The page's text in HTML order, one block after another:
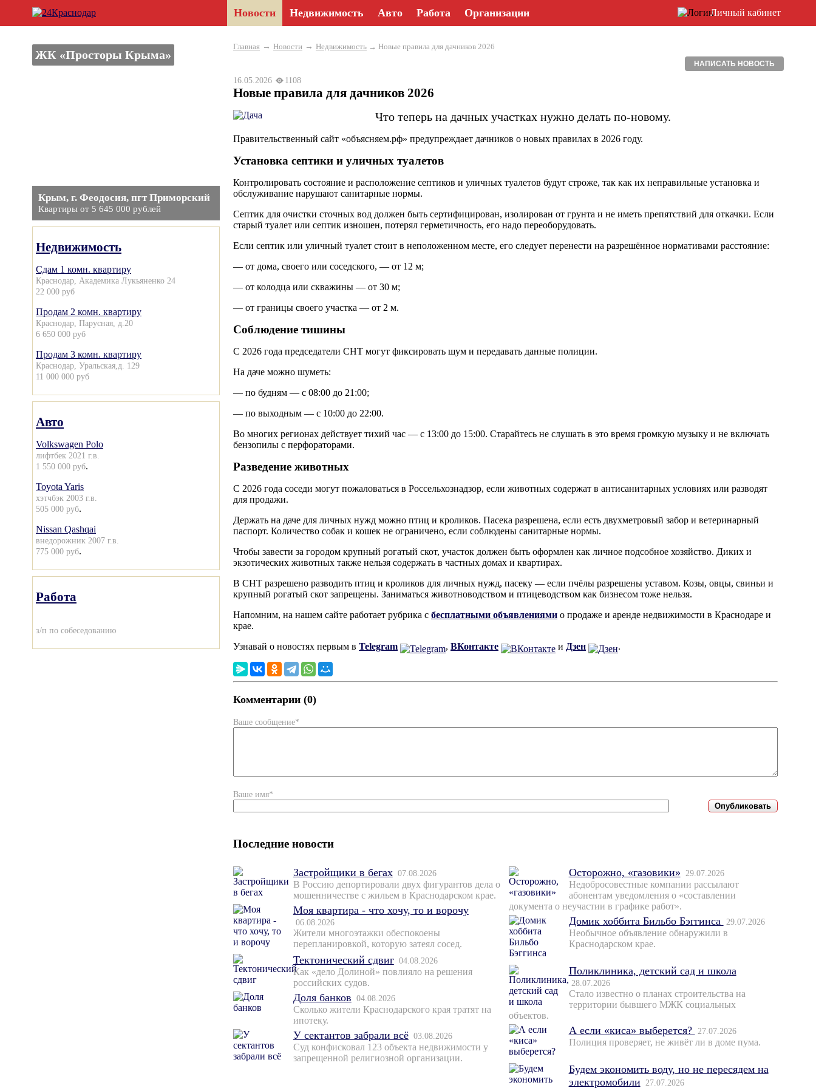
Новости Недвижимость Авто Работа Организации Личный кабинет
ЖК «Просторы Крыма»
Крым, г. Феодосия, пгт Приморский
Квартиры от 5 645 000 рублей
Недвижимость
Сдам 1 комн. квартиру
Краснодар, Академика Лукьяненко 24
22 000 руб
Продам 2 комн. квартиру
Краснодар, Парусная, д.20
6 650 000 руб
Продам 3 комн. квартиру
Краснодар, Уральская,д. 129
11 000 000 руб
Авто
Volkswagen Polo
лифтбек 2021 г.в.
1 550 000 руб.
Toyota Yaris
хэтчбэк 2003 г.в.
505 000 руб.
Nissan Qashqai
внедорожник 2007 г.в.
775 000 руб.
Работа
з/п по собеседованию
Главная → Новости → Недвижимость → Новые правила для дачников 2026
НАПИСАТЬ НОВОСТЬ
16.05.2026 1108
Новые правила для дачников 2026
Что теперь на дачных участках нужно делать по-новому.
Правительственный сайт «объясняем.рф» предупреждает дачников о новых правилах в 2026 году.
Установка септики и уличных туалетов
Контролировать состояние и расположение септиков и уличных туалетов будут строже, так как их неправильные установка и
обслуживание нарушают санитарные нормы.
Септик для очистки сточных вод должен быть сертифицирован, изолирован от грунта и не иметь препятствий для откачки. Если
старый туалет или септик изношен, потерял герметичность, его надо переоборудовать.
Если септик или уличный туалет стоит в неположенном месте, его следует перенести на разрешённое нормативами расстояние:
— от дома, своего или соседского, — от 12 м;
— от колодца или скважины — от 30 м;
— от границы своего участка — от 2 м.
Соблюдение тишины
С 2026 года председатели СНТ могут фиксировать шум и передавать данные полиции.
На даче можно шуметь:
— по будням — с 08:00 до 21:00;
— по выходным — с 10:00 до 22:00.
Во многих регионах действует тихий час — с 13:00 до 15:00. Старайтесь не слушать в это время громкую музыку и не включать
бензопилы с перфораторами.
Разведение животных
С 2026 года соседи могут пожаловаться в Россельхознадзор, если животных содержат в антисанитарных условиях или разводят
для продажи.
Держать на даче для личных нужд можно птиц и кроликов. Пасека разрешена, если есть двухметровый забор и ветеринарный
паспорт. Количество собак и кошек не ограничено, если соблюдены санитарные нормы.
Чтобы завести за городом крупный рогатый скот, участок должен быть оформлен как личное подсобное хозяйство. Диких и
экзотических животных также нельзя содержать в частных домах и квартирах.
В СНТ разрешено разводить птиц и кроликов для личных нужд, пасеку — если пчёлы разрешены уставом. Козы, овцы, свиньи и
крупный рогатый скот запрещены. Заниматься животноводством и птицеводством как бизнесом тоже нельзя.
Напомним, на нашем сайте работает рубрика с бесплатными объявлениями о продаже и аренде недвижимости в Краснодаре и
крае.
Узнавай о новостях первым в Telegram , ВКонтакте и Дзен .
Комментарии (0)
Ваше сообщение*
Ваше имя*
Последние новости
Застройщики в бегах 07.08.2026
В Россию депортировали двух фигурантов дела о
мошенничестве с жильем в Краснодарском крае.
Моя квартира - что хочу, то и ворочу
06.08.2026
Жители многоэтажки обеспокоены
перепланировкой, которую затеял сосед.
Тектонический сдвиг 04.08.2026
Как «дело Долиной» повлияло на решения
российских судов.
Доля банков 04.08.2026
Сколько жители Краснодарского края тратят на
ипотеку.
У сектантов забрали всё 03.08.2026
Суд конфисковал 123 объекта недвижимости у
запрещенной религиозной организации.
Осторожно, «газовики» 29.07.2026
Недобросовестные компании рассылают
абонентам уведомления о «составлении
документа о неучастии в графике работ».
Домик хоббита Бильбо Бэггинса 29.07.2026
Необычное объявление обнаружили в
Краснодарском крае.
Поликлиника, детский сад и школа
28.07.2026
Стало известно о планах строительства на
территории бывшего МЖК социальных
объектов.
А если «киса» выберется? 27.07.2026
Полиция проверяет, не живёт ли в доме пума.
Будем экономить воду, но не пересядем на
электромобили
27.07.2026